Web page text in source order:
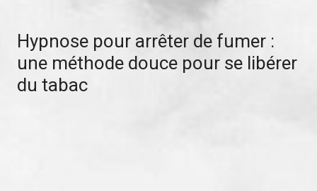
Hypnose pour arrêter de fumer :
une méthode douce pour se libérer
du tabac